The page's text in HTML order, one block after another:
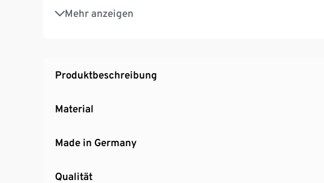
Mehr anzeigen
Lattenrost und Matratze nicht im Lieferumfang enthalten
Produktbeschreibung
Material
Made in Germany
Qualität